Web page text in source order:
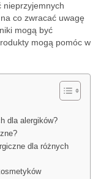
nieprzyjemnych
co zwracać uwagę
mogą być
mogą pomóc w
dla alergików?
dla różnych